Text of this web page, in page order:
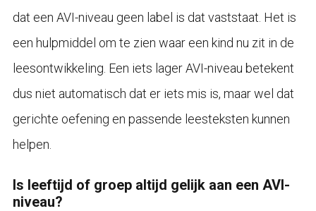
dat een AVI-niveau geen label is dat vaststaat. Het is
een hulpmiddel om te zien waar een kind nu zit in de
leesontwikkeling. Een iets lager AVI-niveau betekent
dus niet automatisch dat er iets mis is, maar wel dat
gerichte oefening en passende leesteksten kunnen
helpen.
Is leeftijd of groep altijd gelijk aan een AVI-
niveau?